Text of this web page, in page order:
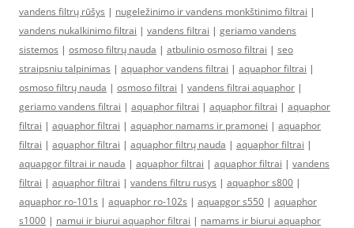
vandens filtrų rūšys | nugeležinimo ir vandens monkštinimo filtrai |
vandens nukalkinimo filtrai | vandens filtrai | geriamo vandens
sistemos | osmoso filtrų nauda | atbulinio osmoso filtrai | seo
straipsniu talpinimas | aquaphor vandens filtrai | aquaphor filtrai |
osmoso filtrų nauda | osmoso filtrai | vandens filtrai aquaphor |
geriamo vandens filtrai | aquaphor filtrai | aquaphor filtrai | aquaphor
filtrai | aquaphor filtrai | aquaphor namams ir pramonei | aquaphor
filtrai | aquaphor filtrai | aquaphor filtrų nauda | aquaphor filtrai |
aquapgor filtrai ir nauda | aquaphor filtrai | aquaphor filtrai | vandens
filtrai | aquaphor filtrai | vandens filtru rusys | aquaphor s800 |
aquaphor ro-101s | aquaphor ro-102s | aquapgor s550 | aquaphor
s1000 | namui ir biurui aquaphor filtrai | namams ir biurui aquaphor